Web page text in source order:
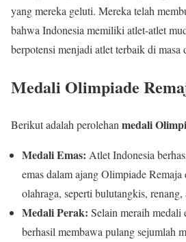
yang mereka geluti. Mereka telah
bahwa Indonesia memiliki atlet-atlet
berpotensi menjadi atlet terbaik di masa
Medali Olimpiade
Berikut adalah perolehan medali
Medali Emas: Atlet Indonesia
emas dalam ajang Olimpiade
olahraga, seperti bulutangkis,
Medali Perak: Selain meraih medali
berhasil membawa pulang sejumlah